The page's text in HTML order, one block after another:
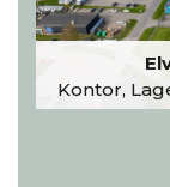
Kontor,